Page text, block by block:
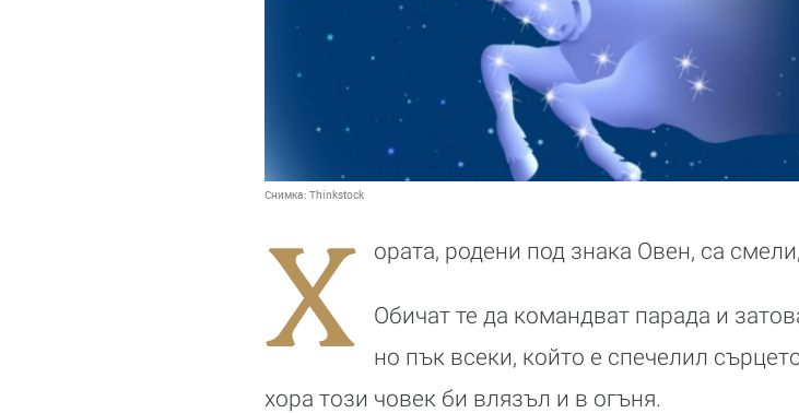
Снимка: Thinkstock
Х ората, родени под знака Овен, са
Обичат те да командват парада и
но пък всеки, който е спечелил
хора този човек би влязъл и в огъня.